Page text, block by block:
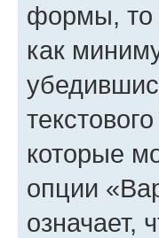
формы, то
как
которые
опции
означает,